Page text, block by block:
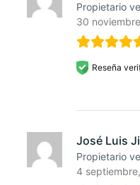
Propietario
30
Reseña
José Luis
Propietario
4